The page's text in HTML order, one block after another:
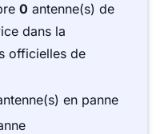
0 antenne(s) de
dans la
officielles de
en panne